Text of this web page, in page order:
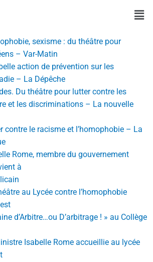
sexisme : du théâtre pour
– Var-Matin
action de prévention sur les
– La Dépêche
Du théâtre pour lutter contre les
et les discriminations – La nouvelle
contre le racisme et l’homophobie – La
Rome, membre du gouvernement
à
au Lycée contre l’homophobie
d’Arbitre…ou D’arbitrage ! » au Collège
Isabelle Rome accueillie au lycée